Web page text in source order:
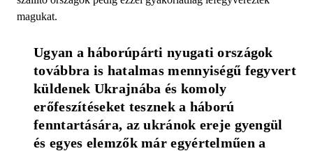
magukat.
Ugyan a háborúpárti nyugati országok
továbbra is hatalmas mennyiségű fegyvert
küldenek Ukrajnába és komoly
erőfeszítéseket tesznek a háború
fenntartására, az ukránok ereje gyengül
és egyes elemzők már egyértelműen a